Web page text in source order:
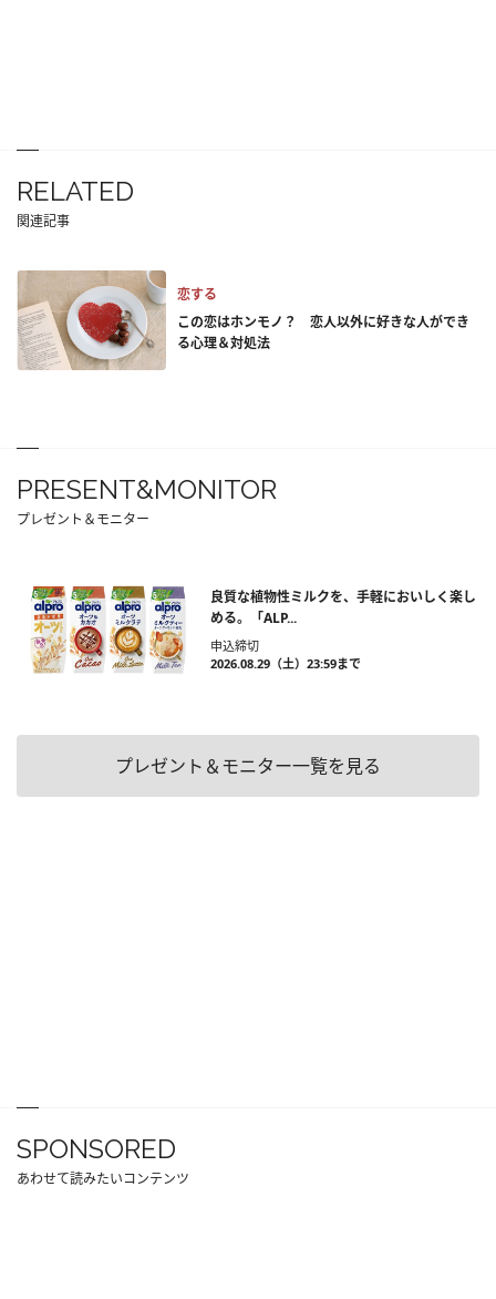
RELATED
関連記事
恋する
この恋はホンモノ？ 恋人以外に好きな人ができ
る心理＆対処法
PRESENT&MONITOR
プレゼント＆モニター
良質な植物性ミルクを、手軽においしく楽し
める。「ALP...
申込締切
2026.08.29（土）23:59まで
プレゼント＆モニター一覧を見る
SPONSORED
あわせて読みたいコンテンツ